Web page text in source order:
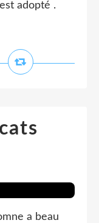
adopté .
a beau